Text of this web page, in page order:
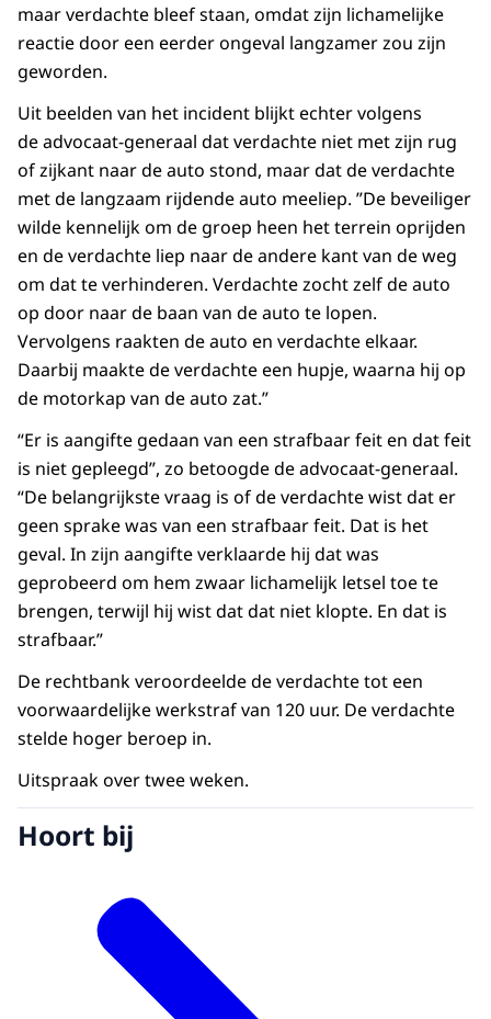
maar verdachte bleef staan, omdat zijn lichamelijke
reactie door een eerder ongeval langzamer zou zijn
geworden.
Uit beelden van het incident blijkt echter volgens
de advocaat-generaal dat verdachte niet met zijn rug
of zijkant naar de auto stond, maar dat de verdachte
met de langzaam rijdende auto meeliep. ”De beveiliger
wilde kennelijk om de groep heen het terrein oprijden
en de verdachte liep naar de andere kant van de weg
om dat te verhinderen. Verdachte zocht zelf de auto
op door naar de baan van de auto te lopen.
Vervolgens raakten de auto en verdachte elkaar.
Daarbij maakte de verdachte een hupje, waarna hij op
de motorkap van de auto zat.”
“Er is aangifte gedaan van een strafbaar feit en dat feit
is niet gepleegd”, zo betoogde de advocaat-generaal.
“De belangrijkste vraag is of de verdachte wist dat er
geen sprake was van een strafbaar feit. Dat is het
geval. In zijn aangifte verklaarde hij dat was
geprobeerd om hem zwaar lichamelijk letsel toe te
brengen, terwijl hij wist dat dat niet klopte. En dat is
strafbaar.”
De rechtbank veroordeelde de verdachte tot een
voorwaardelijke werkstraf van 120 uur. De verdachte
stelde hoger beroep in.
Uitspraak over twee weken.
Hoort bij